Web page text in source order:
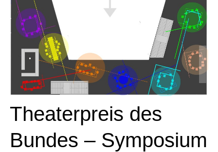
Theaterpreis des
Bundes – Symposium